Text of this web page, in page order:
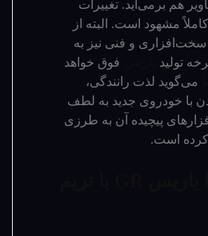
هم برمی‌آید. تغییرات
کاملاً مشهود است. البته از
سخت‌افزاری و فنی نیز به
تولید
فوق خواهد
می‌گوید لذت رانندگی،
با خودروی جدید به لطف
پیچیده آن به طرزی
کرده است.